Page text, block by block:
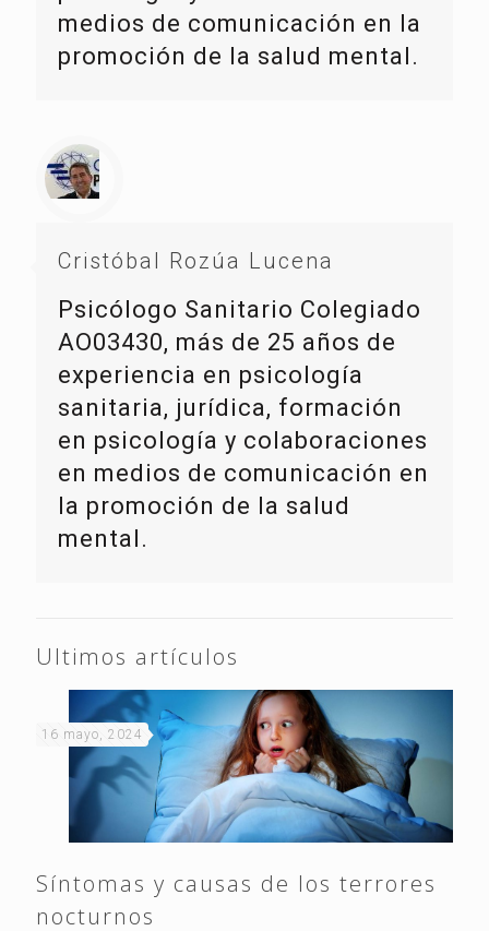
medios de comunicación en la
promoción de la salud mental.
Cristóbal Rozúa Lucena
Psicólogo Sanitario Colegiado
AO03430, más de 25 años de
experiencia en psicología
sanitaria, jurídica, formación
en psicología y colaboraciones
en medios de comunicación en
la promoción de la salud
mental.
Ultimos artículos
16 mayo, 2024
Síntomas y causas de los terrores
nocturnos